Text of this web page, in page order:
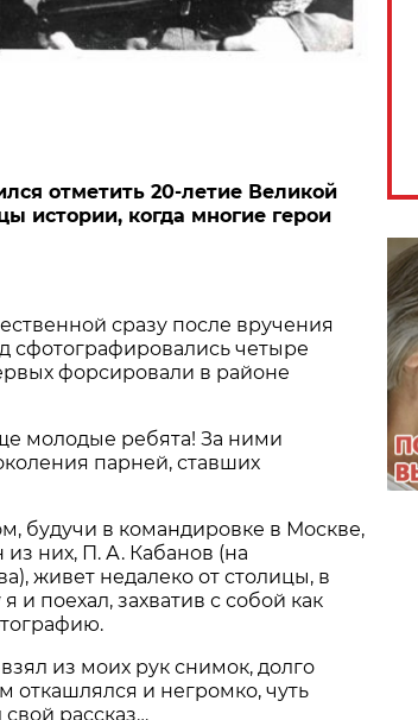
отметить 20-летие Великой
истории, когда многие герои
сразу после вручения
сфотографировались четыре
форсировали в районе
молодые ребята! За ними
парней, ставших
будучи в командировке в Москве,
из них, П. А. Кабанов (на
живет недалеко от столицы, в
и поехал, захватив с собой как
из моих рук снимок, долго
откашлялся и негромко, чуть
рассказ…